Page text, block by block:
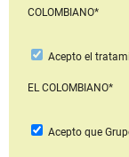
COLOMBIANO*
Acepto el
EL COLOMBIANO*
Acepto que